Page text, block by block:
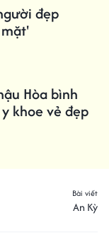
đẹp
Hòa bình
khoe vẻ đẹp
Bài viết
An Kỳ